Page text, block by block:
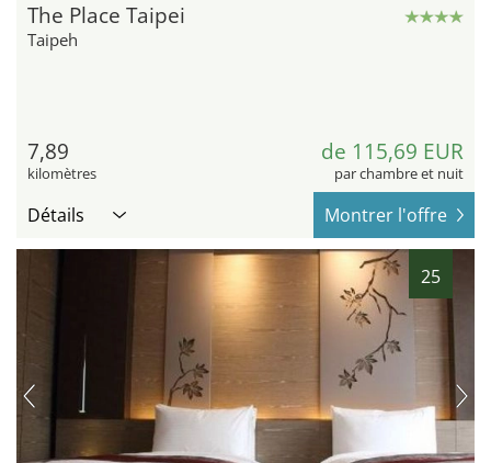
The Place Taipei
Taipeh
7,89
kilomètres
de 115,69 EUR
par chambre et nuit
Détails Montrer l'offre
25